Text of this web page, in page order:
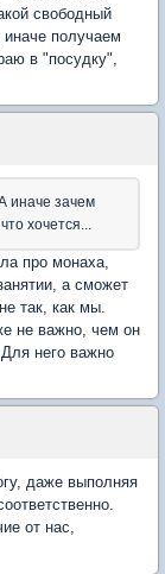
свободный
иначе получаем
в "посудку",
иначе зачем
хочется...
про монаха,
а сможет
так, как мы.
не важно, чем он
него важно
даже выполняя
от нас,